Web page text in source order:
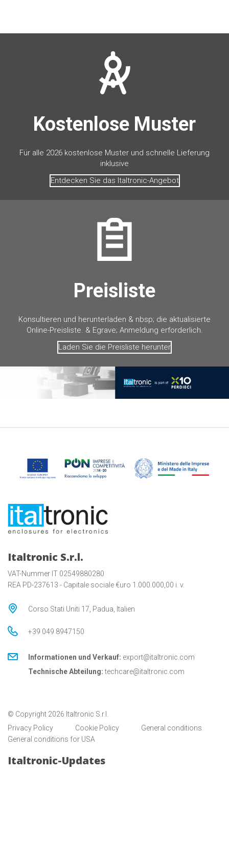
Kostenlose Muster
Für alle 2026 kostenlose Muster und schnelle Lieferung
inklusive
Entdecken Sie das Italtronic-Angebot
Preisliste
Konsultieren und herunterladen & nbsp; die aktualisierte
Online-Preisliste. & Egrave; Anmeldung erforderlich.
Laden Sie die Preisliste herunter
Italtronic S.r.l.
VAT-Nummer IT 02549880280
REA PD-237613 - Capitale sociale €uro 1.000.000,00 i. v.
Corso Stati Uniti 17, Padua, Italien
+39 049 8947150
Informationen und Verkauf: export@italtronic.com
Technische Abteilung: techcare@italtronic.com
© Copyright 2026 Italtronic S.r.l.
Privacy Policy
Cookie Policy
General conditions
General conditions for USA
Italtronic-Updates